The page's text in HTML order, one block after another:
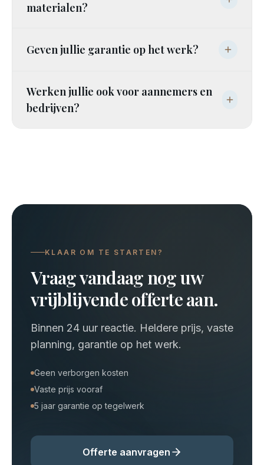
materialen?
Geven jullie garantie op het werk?
Werken jullie ook voor aannemers en
bedrijven?
KLAAR OM TE STARTEN?
Vraag vandaag nog uw
vrijblijvende offerte aan.
Binnen 24 uur reactie. Heldere prijs, vaste
planning, garantie op het werk.
Geen verborgen kosten
Vaste prijs vooraf
5 jaar garantie op tegelwerk
Offerte aanvragen